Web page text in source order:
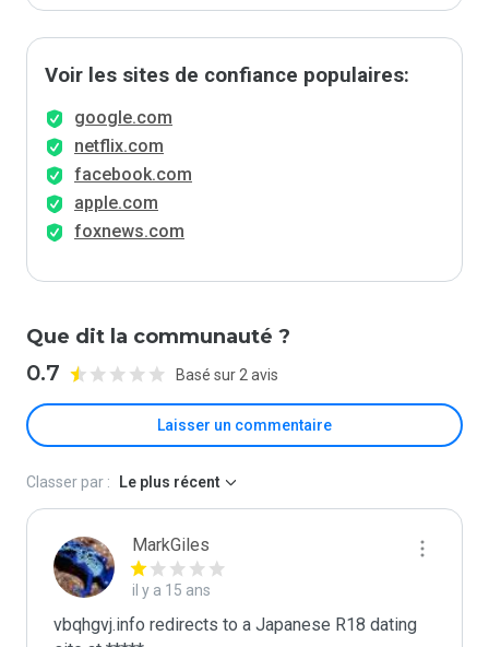
Voir les sites de confiance populaires:
google.com
netflix.com
facebook.com
apple.com
foxnews.com
Que dit la communauté ?
0.7 Basé sur 2 avis
Laisser un commentaire
Classer par : Le plus récent
MarkGiles
il y a 15 ans
vbqhgvj.info redirects to a Japanese R18 dating